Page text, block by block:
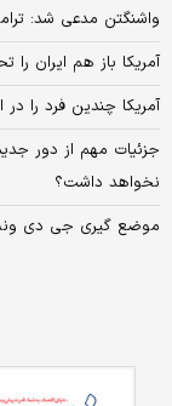
واشنگتن مدعی شد:
آمریکا باز هم ایران را
آمریکا چندین فرد را در
جزئیات مهم از دور
نخواهد داشت؟
موضع گیری جی دی ونس